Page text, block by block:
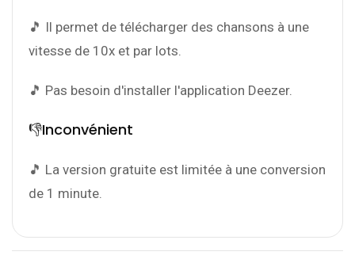
🎵 Il permet de télécharger des chansons à une
vitesse de 10x et par lots.
🎵 Pas besoin d'installer l'application Deezer.
👎Inconvénient
🎵 La version gratuite est limitée à une conversion
de 1 minute.